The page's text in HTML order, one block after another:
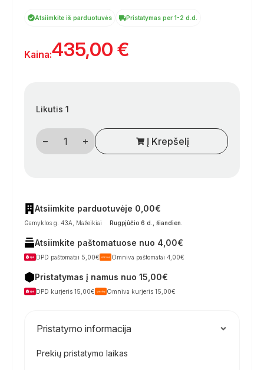
Atsiimkite iš parduotuvės Pristatymas per 1-2 d.d.
Kaina:435,00 €
Likutis 1
produkto
kiekis:
Starlink
antena
(Gen
3)
su
Wi‑Fi
6
maršrutizatoriumi
Į Krepšelį
Atsiimkite parduotuvėje 0,00€
Gamyklos g. 43A, Mažeikiai Rugpjūčio 6 d., šiandien
Atsiimkite paštomatuose nuo 4,00€
DPD paštomatai 5,00€ Omniva paštomatai 4,00€
Pristatymas į namus nuo 15,00€
DPD kurjeris 15,00€ Omniva kurjeris 15,00€
Pristatymo informacija
Prekių pristatymo laikas